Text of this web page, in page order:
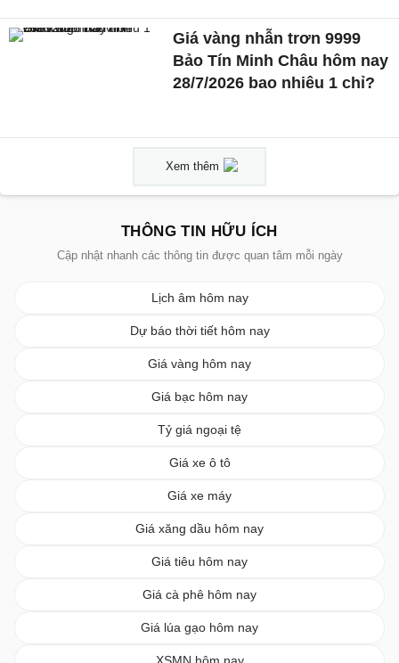
Giá vàng nhẫn trơn 9999
Bảo Tín Minh Châu hôm nay
28/7/2026 bao nhiêu 1 chỉ?
Xem thêm
THÔNG TIN HỮU ÍCH
Cập nhật nhanh các thông tin được quan tâm mỗi ngày
Lịch âm hôm nay
Dự báo thời tiết hôm nay
Giá vàng hôm nay
Giá bạc hôm nay
Tỷ giá ngoại tệ
Giá xe ô tô
Giá xe máy
Giá xăng dầu hôm nay
Giá tiêu hôm nay
Giá cà phê hôm nay
Giá lúa gạo hôm nay